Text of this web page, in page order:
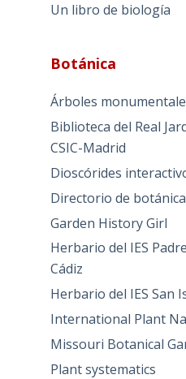
Un libro de biología
Botánica
Árboles
Biblioteca del Real
CSIC-Madrid
Dioscórides
Directorio de
Garden History Girl
Herbario del IES
Cádiz
Herbario del IES San
International Plant
Missouri Botanical
Plant systematics